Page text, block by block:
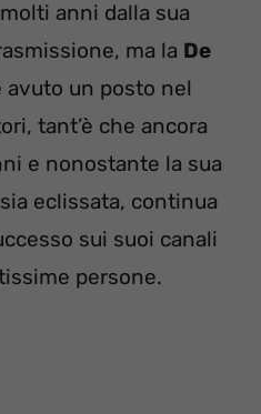
anni dalla sua
ma la De
avuto un posto nel
tant’è che ancora
e nonostante la sua
eclissata, continua
sui suoi canali
persone.